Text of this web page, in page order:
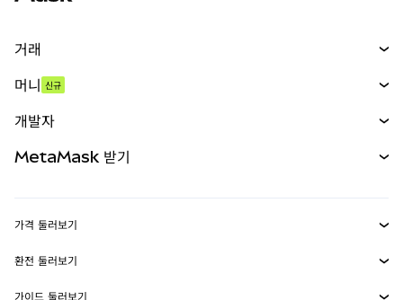
거래
무기한 선물
실물자산
머니 신규
개발자
MetaMask Connect
MetaMask 받기
가격 둘러보기
이더리움 가격
솔라나 가격
환전 둘러보기
가이드 둘러보기